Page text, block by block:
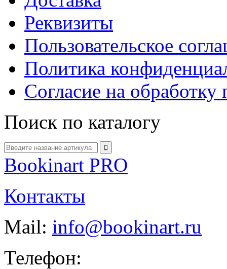
Реквизиты
Пользовательское
Политика
Согласие на
Поиск по каталогу
Bookinart PRO
Контакты
Mail: info@bookinart.ru
Телефон: